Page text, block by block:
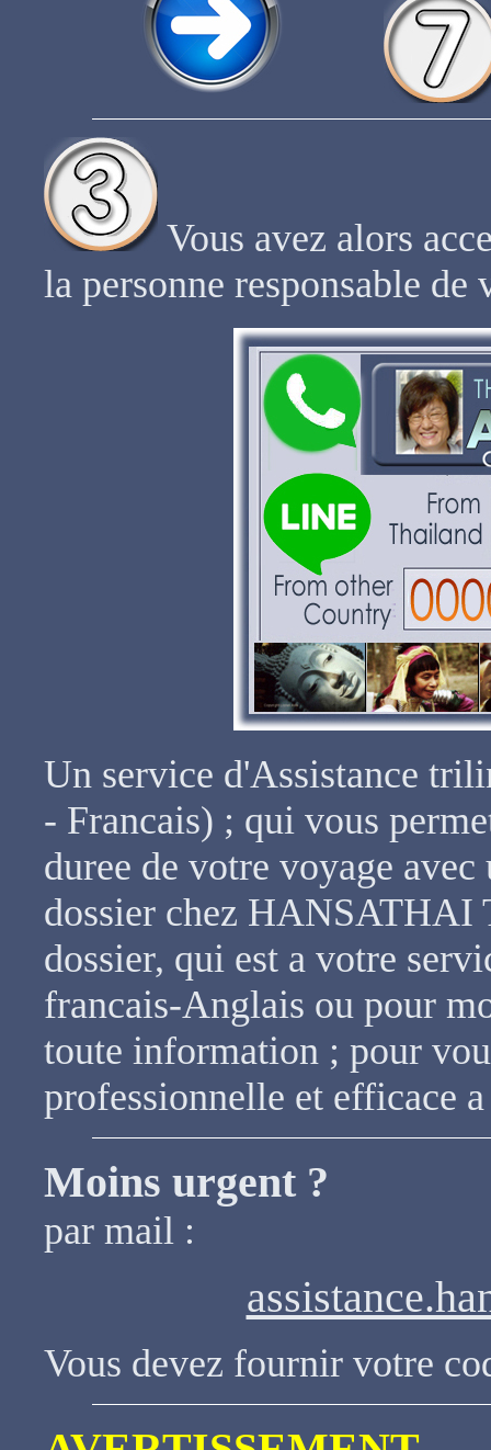
Vous avez alors
la personne responsable de
Un service d'Assistance
- Francais) ; qui vous
duree de votre voyage
dossier chez HANSATHAI
dossier, qui est a votre
francais-Anglais ou pour
toute information ; pour
professionnelle et efficace
Moins urgent ?
par mail :
Vous devez fournir votre